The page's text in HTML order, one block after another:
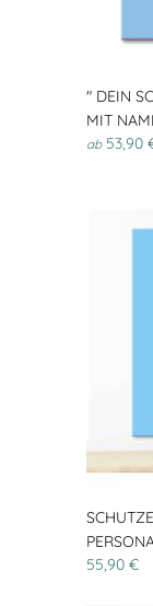
" DEIN
MIT
ab53,90
55,90 €